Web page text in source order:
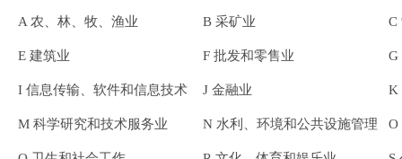
A 农、林、牧、渔业 B 采矿业 C
E 建筑业 F 批发和零售业 G
I 信息传输、软件和信息技术
服务业
J 金融业 K
M 科学研究和技术服务业 N 水利、环境和公共设施管理 O